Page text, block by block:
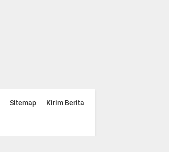
Sitemap Kirim Berita